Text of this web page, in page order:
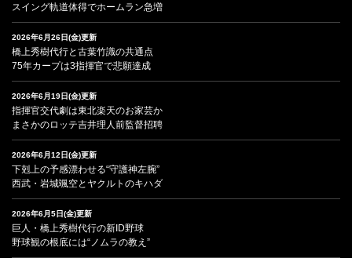
スイング軌道体得でホームラン急増
2026年6月26日(金)更新
橋上秀樹代行と古葉竹識の共通点
75年カープは3指揮官で悲願達成
2026年6月19日(金)更新
指揮官交代劇は東北楽天のお家芸か
まさかのロッテ吉井理人前監督招聘
2026年6月12日(金)更新
下剋上の予感漂わせる“守護神左腕”
西武・岩城颯空とヤクルトのキハダ
2026年6月5日(金)更新
巨人・橋上秀樹代行の新ID野球
野球観の根底には“ノムラの教え”